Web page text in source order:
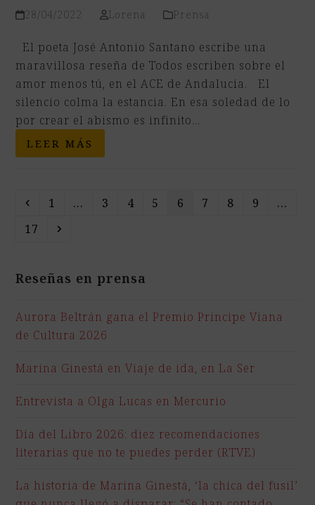
28/04/2022 Lorena Prensa
El poeta José Antonio Santano escribe una
maravillosa reseña de Todos escriben sobre el
amor menos tú, en el ACE de Andalucía. El
silencio colma la estancia. En esa soledad de lo
por crear el abismo es infinito…
LEER MÁS
Anterior
Page
1 … Page
3 Page
4 Page
5 Page
6 Page
7 Page
8 Page
9
…
Page
17 Siguiente
Reseñas en prensa
Aurora Beltrán gana el Premio Principe Viana
de Cultura 2026
Marina Ginestá en Viaje de ida, en La Ser
Entrevista a Olga Lucas en Mercurio
Día del Libro 2026: diez recomendaciones
literarias que no te puedes perder (RTVE)
La historia de Marina Ginestà, ‘la chica del fusil’